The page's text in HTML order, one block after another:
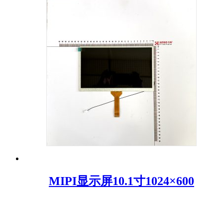
MIPI显示屏10.1寸1024×600